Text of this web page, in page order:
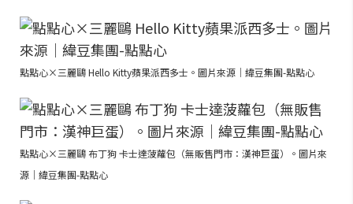
點點心×三麗鷗 Hello Kitty蘋果派西多士。圖片來源｜緯豆集團-點點心
點點心×三麗鷗 布丁狗 卡士達菠蘿包（無販售門市：漢神巨蛋）。圖片來
源｜緯豆集團-點點心